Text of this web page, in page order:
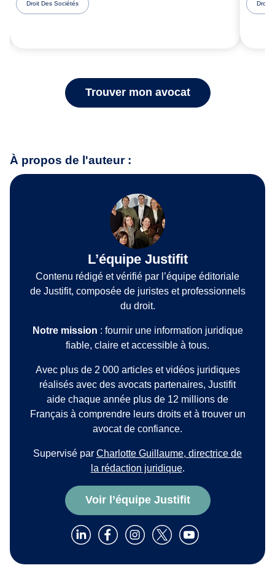
Droit Des Sociétés Droit
Trouver mon avocat
À propos de l'auteur :
L’équipe Justifit
Contenu rédigé et vérifié par l’équipe éditoriale
de Justifit, composée de juristes et professionnels
du droit.
Notre mission : fournir une information juridique
fiable, claire et accessible à tous.
Avec plus de 2 000 articles et vidéos juridiques
réalisés avec des avocats partenaires, Justifit
aide chaque année plus de 12 millions de
Français à comprendre leurs droits et à trouver un
avocat de confiance.
Supervisé par Charlotte Guillaume, directrice de
la rédaction juridique.
Voir l’équipe Justifit